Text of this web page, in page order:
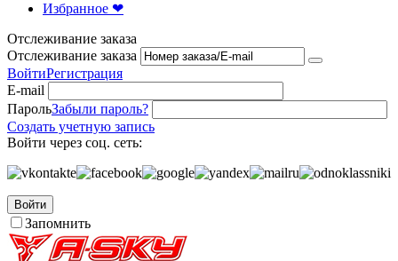
Избранное ❤
Отслеживание заказа
Отслеживание заказа
ВойтиРегистрация
E-mail
ПарольЗабыли пароль?
Создать учетную запись
Войти через соц. сеть:
Войти
Запомнить